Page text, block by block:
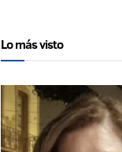
Lo más visto